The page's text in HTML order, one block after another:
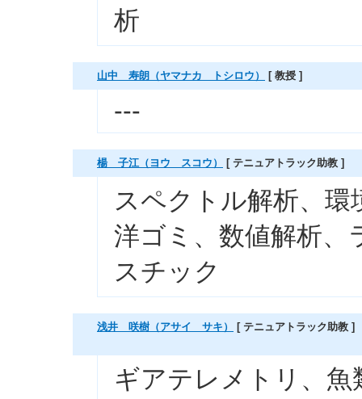
析
山中 寿朗（ヤマナカ トシロウ） [ 教授 ]
---
楊 子江（ヨウ スコウ） [ テニュアトラック助教 ]
スペクトル解析、
洋ゴミ、数値解析、
スチック
浅井 咲樹（アサイ サキ） [ テニュアトラック助教 ]
ギアテレメトリ、魚